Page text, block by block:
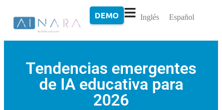
DEMO Inglés Español
Tendencias emergentes
de IA educativa para
2026